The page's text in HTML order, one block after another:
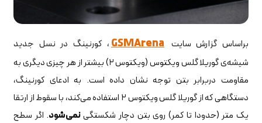
براساس گزارش سایت GSMArena، کورنینگ در نسل جدید
شیشه‌ی گوریلا گلس ویکتوس (ویکتوس ۲) بیشتر از هر چیزی دیگری به
مقاومت دربرابر بتن توجه نشان داده است. به ادعای کورنینگ،
دستگاهی که از گوریلا گلس ویکتوس ۲ استفاده می‌کند، با سقوط از ارتقا
یک متر (حدودا تا کمر) روی بتن دچار شکستگینمی‌شود. اگر سطح